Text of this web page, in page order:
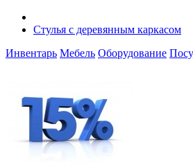
Cтулья с деревянным каркасом
Инвентарь Мебель Оборудование